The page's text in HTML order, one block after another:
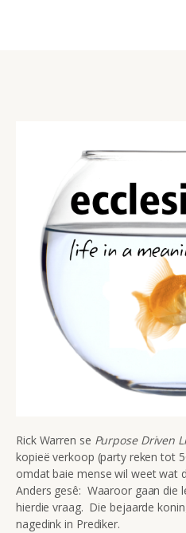
Rick Warren se Purpose Driven
kopieë verkoop (party reken tot
omdat baie mense wil weet wat
Anders gesê: Waaroor gaan die
hierdie vraag. Die bejaarde
nagedink in Prediker.